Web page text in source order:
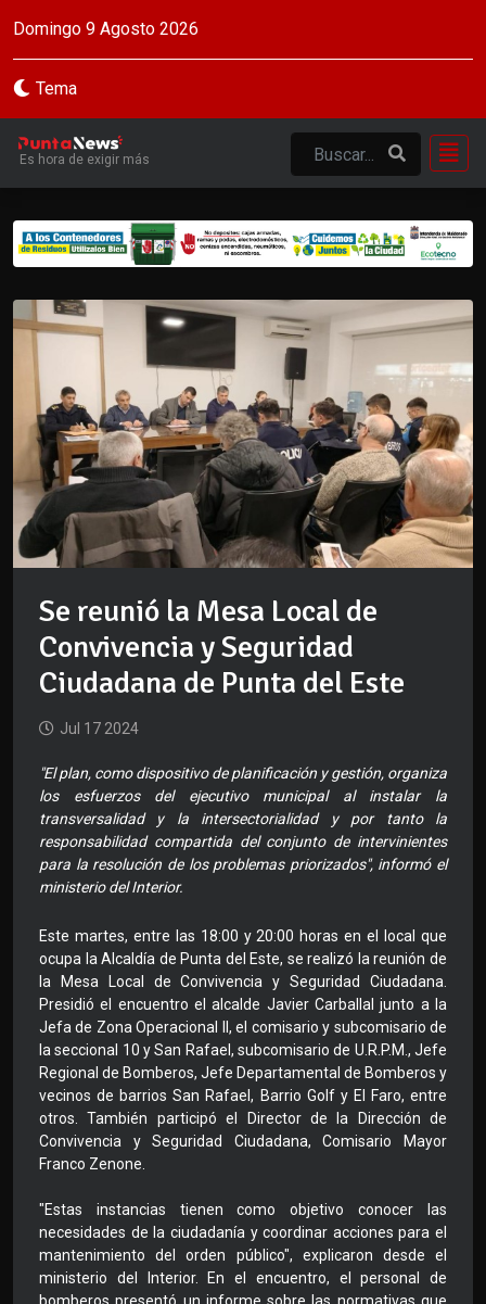
Domingo 9 Agosto 2026
Tema
Es hora de exigir más
Se reunió la Mesa Local de
Convivencia y Seguridad
Ciudadana de Punta del Este
Jul 17 2024
"El plan, como dispositivo de planificación y gestión, organiza
los esfuerzos del ejecutivo municipal al instalar la
transversalidad y la intersectorialidad y por tanto la
responsabilidad compartida del conjunto de intervinientes
para la resolución de los problemas priorizados", informó el
ministerio del Interior.
Este martes, entre las 18:00 y 20:00 horas en el local que
ocupa la Alcaldía de Punta del Este, se realizó la reunión de
la Mesa Local de Convivencia y Seguridad Ciudadana.
Presidió el encuentro el alcalde Javier Carballal junto a la
Jefa de Zona Operacional II, el comisario y subcomisario de
la seccional 10 y San Rafael, subcomisario de U.R.P.M., Jefe
Regional de Bomberos, Jefe Departamental de Bomberos y
vecinos de barrios San Rafael, Barrio Golf y El Faro, entre
otros. También participó el Director de la Dirección de
Convivencia y Seguridad Ciudadana, Comisario Mayor
Franco Zenone.
"Estas instancias tienen como objetivo conocer las
necesidades de la ciudadanía y coordinar acciones para el
mantenimiento del orden público", explicaron desde el
ministerio del Interior. En el encuentro, el personal de